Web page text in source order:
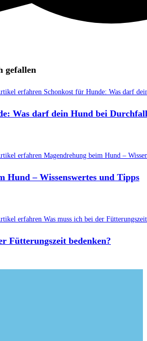
gefallen
Was darf dein Hund bei
Hund – Wissenswertes und Tipps
Fütterungszeit bedenken?